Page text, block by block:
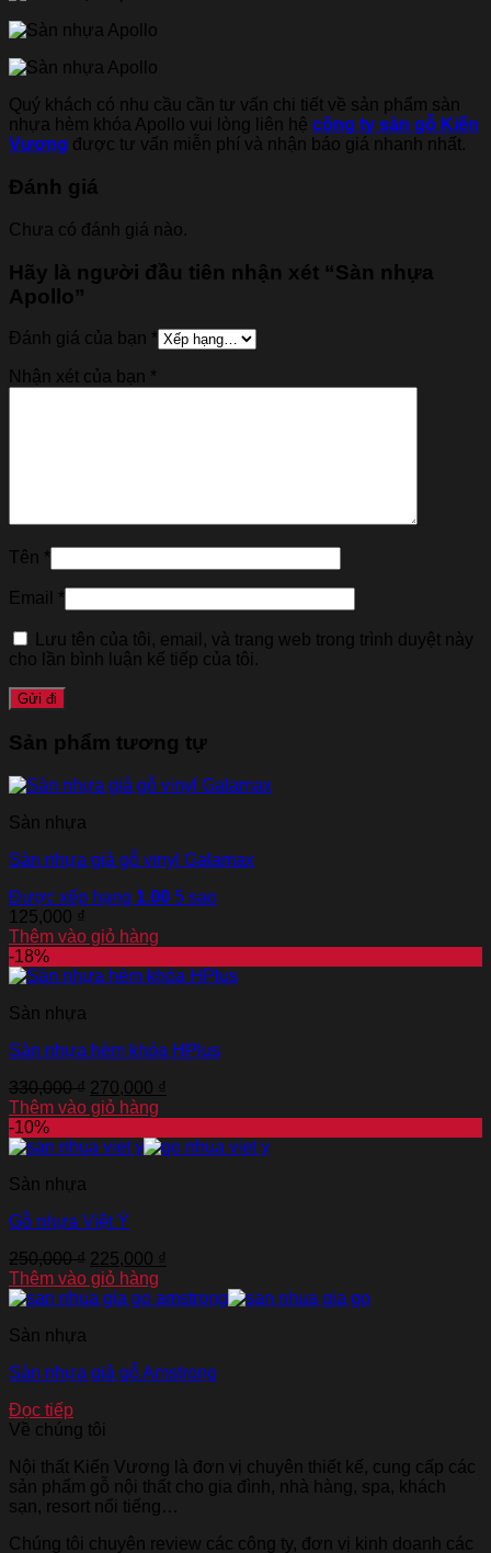
Quý khách có nhu cầu cần tư vấn chi tiết về sản phẩm sàn
nhựa hèm khóa Apollo vui lòng liên hệ công ty sàn gỗ Kiến
Vương được tư vấn miễn phí và nhận báo giá nhanh nhất.
Đánh giá
Chưa có đánh giá nào.
Hãy là người đầu tiên nhận xét “Sàn nhựa
Apollo”
Đánh giá của bạn *
Nhận xét của bạn *
Tên *
Email *
Lưu tên của tôi, email, và trang web trong trình duyệt này
cho lần bình luận kế tiếp của tôi.
Sản phẩm tương tự
Sàn nhựa
Sàn nhựa giả gỗ vinyl Galamax
Được xếp hạng 1.00 5 sao
125,000 ₫
Thêm vào giỏ hàng
-18%
Sàn nhựa
Sàn nhựa hèm khóa HPlus
330,000₫ 270,000 ₫
Thêm vào giỏ hàng
-10%
Sàn nhựa
Gỗ nhựa Việt Ý
250,000₫ 225,000 ₫
Thêm vào giỏ hàng
Sàn nhựa
Sàn nhựa giả gỗ Amstrong
Đọc tiếp
Về chúng tôi
Nội thất Kiến Vương là đơn vị chuyên thiết kế, cung cấp các
sản phẩm gỗ nội thất cho gia đình, nhà hàng, spa, khách
sạn, resort nổi tiếng…
Chúng tôi chuyên review các công ty, đơn vị kinh doanh các